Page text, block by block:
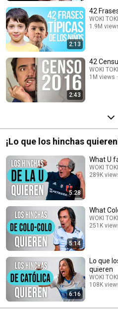
2:13
42
WOKI TOKI
1.9M
2:43
42
WOKI TOKI
1M views
¡Lo que los hinchas
5:28
What U
WOKI TOKI
289K
5:14
What
WOKI TOKI
251K
6:16
Lo que
quieren
WOKI TOKI
108K